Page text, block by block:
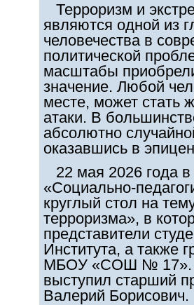
Терроризм и
являются одной из
человечества в
политической
масштабы
значение. Любой
месте, может стать
атаки. В
абсолютно
оказавшись в
22 мая 2026 года
«Социально-
круглый стол на
терроризма», в
представители
Института, а также
МБОУ «СОШ № 17».
выступил старший
Валерий Борисович.